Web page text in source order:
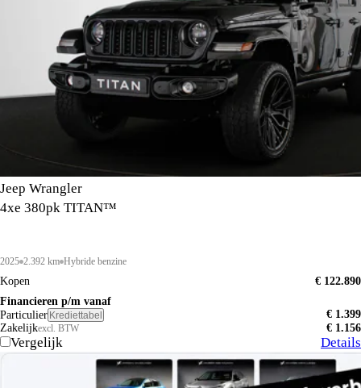
Jeep Wrangler
4xe 380pk TITAN™
2025 2.392 km Hybride benzine
Kopen
€ 122.890
Financieren p/m vanaf
Particulier Krediettabel
€ 1.399
Zakelijkexcl. BTW € 1.156
Vergelijk Details